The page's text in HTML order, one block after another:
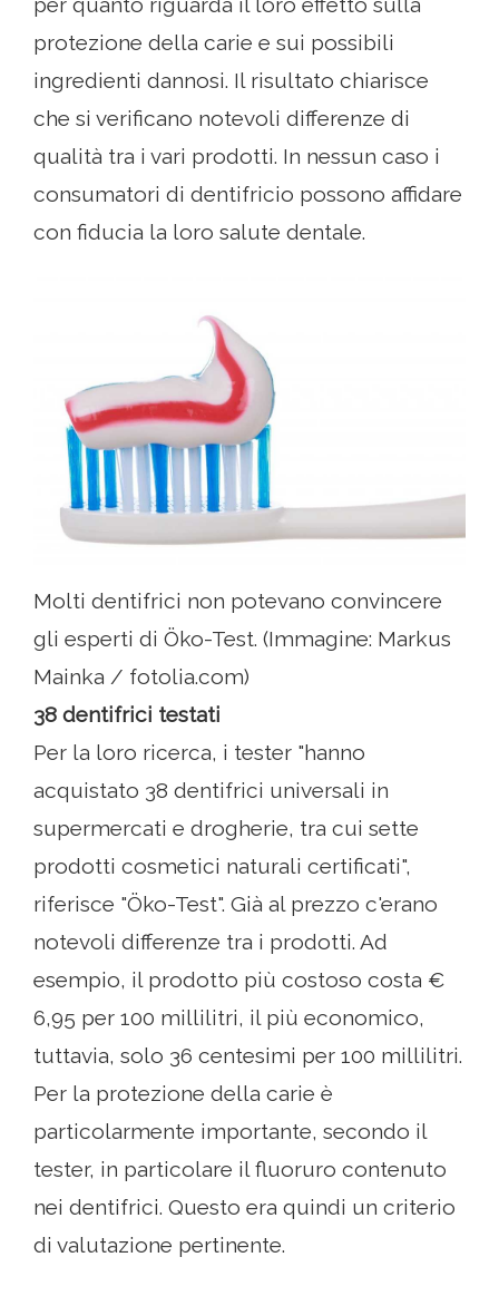
protezione della carie e sui possibili
ingredienti dannosi. Il risultato chiarisce
che si verificano notevoli differenze di
qualità tra i vari prodotti. In nessun caso i
consumatori di dentifricio possono affidare
con fiducia la loro salute dentale.
Molti dentifrici non potevano convincere
gli esperti di Öko-Test. (Immagine: Markus
Mainka / fotolia.com)
38 dentifrici testati
Per la loro ricerca, i tester "hanno
acquistato 38 dentifrici universali in
supermercati e drogherie, tra cui sette
prodotti cosmetici naturali certificati",
riferisce "Öko-Test". Già al prezzo c'erano
notevoli differenze tra i prodotti. Ad
esempio, il prodotto più costoso costa €
6,95 per 100 millilitri, il più economico,
tuttavia, solo 36 centesimi per 100 millilitri.
Per la protezione della carie è
particolarmente importante, secondo il
tester, in particolare il fluoruro contenuto
nei dentifrici. Questo era quindi un criterio
di valutazione pertinente.